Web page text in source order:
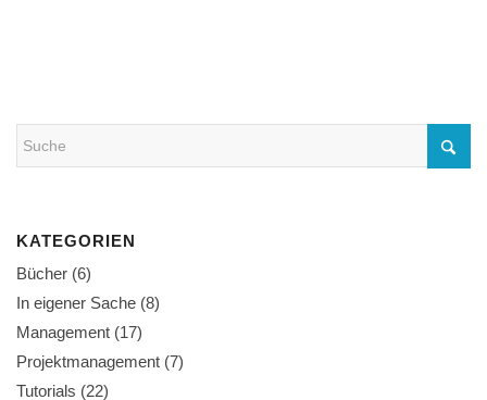
KATEGORIEN
Bücher (6)
In eigener Sache (8)
Management (17)
Projektmanagement (7)
Tutorials (22)